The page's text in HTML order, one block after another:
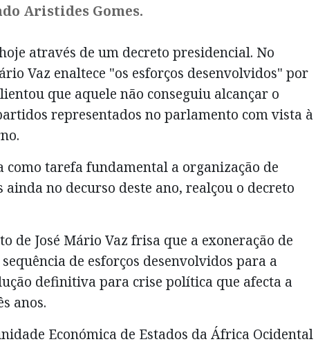
Aristides Gomes.
através de um decreto presidencial. No
Vaz enaltece "os esforços desenvolvidos" por
que aquele não conseguiu alcançar o
representados no parlamento com vista à
como tarefa fundamental a organização de
ainda no decurso deste ano, realçou o decreto
de José Mário Vaz frisa que a exoneração de
de esforços desenvolvidos para a
definitiva para crise política que afecta a
anos.
Económica de Estados da África Ocidental